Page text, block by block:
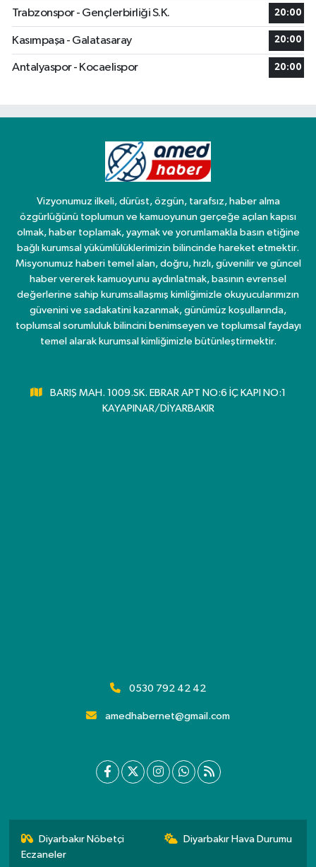
Trabzonspor - Gençlerbirliği S.K. 20:00
Kasımpaşa - Galatasaray 20:00
Antalyaspor - Kocaelispor 20:00
Vizyonumuz ilkeli, dürüst, özgün, tarafsız, haber alma
özgürlüğünü toplumun ve kamuoyunun gerçeğe açılan kapısı
olmak, haber toplamak, yaymak ve yorumlamakla basın etiğine
bağlı kurumsal yükümlülüklerimizin bilincinde hareket etmektir.
Misyonumuz haberi temel alan, doğru, hızlı, güvenilir ve güncel
haber vererek kamuoyunu aydınlatmak, basının evrensel
değerlerine sahip kurumsallaşmış kimliğimizle okuyucularımızın
güvenini ve sadakatini kazanmak, günümüz koşullarında,
toplumsal sorumluluk bilincini benimseyen ve toplumsal faydayı
temel alarak kurumsal kimliğimizle bütünleştirmektir.
BARIŞ MAH. 1009.SK. EBRAR APT NO:6 İÇ KAPI NO:1
KAYAPINAR/DİYARBAKIR
0530 792 42 42
amedhabernet@gmail.com
Diyarbakır Nöbetçi
Eczaneler
Diyarbakır Hava Durumu